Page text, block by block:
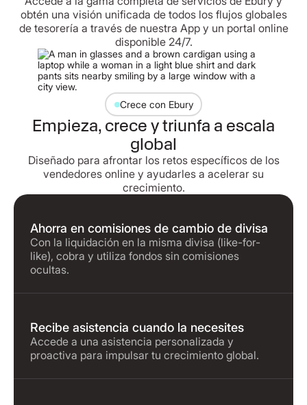
obtén una visión unificada de todos los flujos globales
de tesorería a través de nuestra App y un portal online
disponible 24/7.
Crece con Ebury
Empieza, crece y triunfa a escala
global
Diseñado para afrontar los retos específicos de los
vendedores online y ayudarles a acelerar su
crecimiento.
Ahorra en comisiones de cambio de divisa
Con la liquidación en la misma divisa (like-for-
like), cobra y utiliza fondos sin comisiones
ocultas.
Recibe asistencia cuando la necesites
Accede a una asistencia personalizada y
proactiva para impulsar tu crecimiento global.